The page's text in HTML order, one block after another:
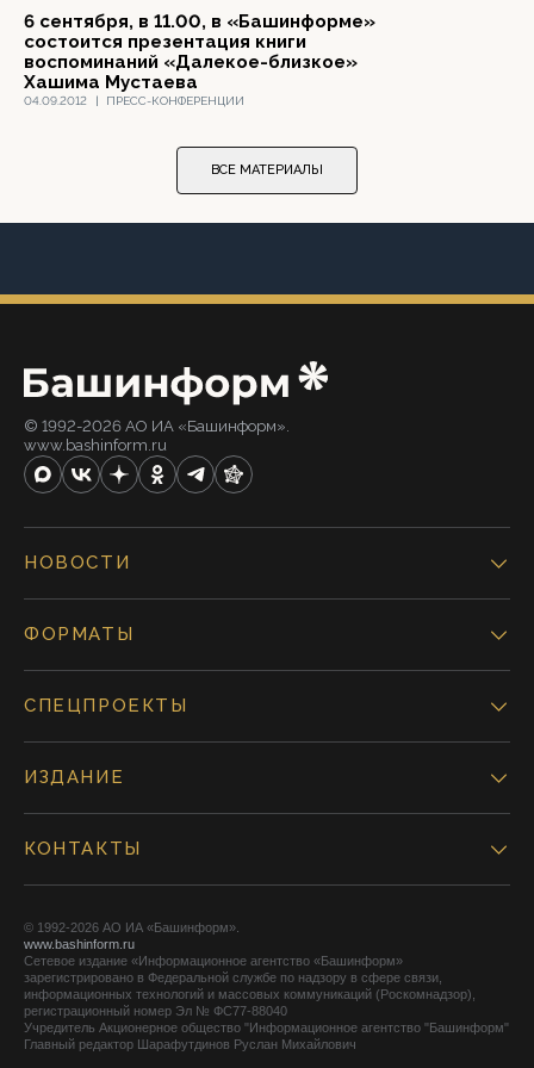
04.09.2012 | ПРЕСС-КОНФЕРЕНЦИИ
6 сентября, в 11.00, в «Башинформе»
состоится презентация книги
воспоминаний «Далекое-близкое»
Хашима Мустаева
ВСЕ МАТЕРИАЛЫ
© 1992-2026 АО ИА «Башинформ».
www.bashinform.ru
НОВОСТИ
ФОРМАТЫ
СПЕЦПРОЕКТЫ
ИЗДАНИЕ
КОНТАКТЫ
© 1992-2026 АО ИА «Башинформ».
www.bashinform.ru
Сетевое издание «Информационное агентство «Башинформ»
зарегистрировано в Федеральной службе по надзору в сфере связи,
информационных технологий и массовых коммуникаций (Роскомнадзор),
регистрационный номер Эл № ФС77-88040
Учредитель Акционерное общество "Информационное агентство "Башинформ"
Главный редактор Шарафутдинов Руслан Михайлович